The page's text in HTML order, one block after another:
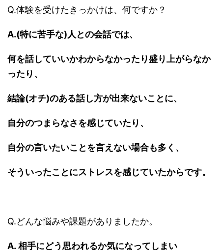
Q.体験を受けたきっかけは、何ですか？
A.(特に苦手な)人との会話では、
何を話していいかわからなかったり盛り上がらなか
ったり、
結論(オチ)のある話し方が出来ないことに、
自分のつまらなさを感じていたり、
自分の言いたいことを言えない場合も多く、
そういったことにストレスを感じていたからです。
Q.どんな悩みや課題がありましたか。
A. 相手にどう思われるか気になってしまい